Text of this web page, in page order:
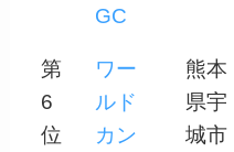
GC
第
6
位
ワー
ルド
カン
熊本
県宇
城市